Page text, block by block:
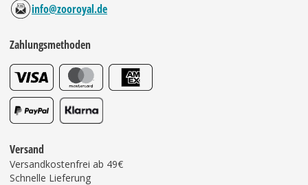
info@zooroyal.de
Zahlungsmethoden
Versand
Versandkostenfrei ab 49€
Schnelle Lieferung